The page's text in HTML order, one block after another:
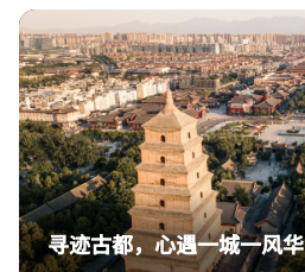
寻迹古都，心遇一城一风华